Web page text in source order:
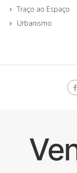
Traço ao Espaço
Urbanismo